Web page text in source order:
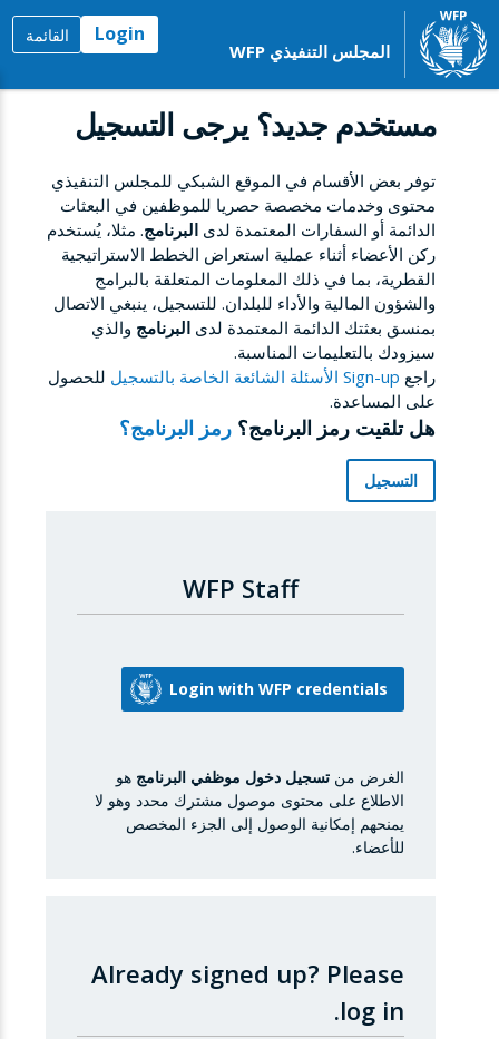
المجلس التنفيذي WFP
Login القائمة
مستخدم جديد؟ يرجى التسجيل
توفر بعض الأقسام في الموقع الشبكي للمجلس التنفيذي
محتوى وخدمات مخصصة حصريا للموظفين في البعثات
الدائمة أو السفارات المعتمدة لدى البرنامج. مثلا، يُستخدم
ركن الأعضاء أثناء عملية استعراض الخطط الاستراتيجية
القطرية، بما في ذلك المعلومات المتعلقة بالبرامج
والشؤون المالية والأداء للبلدان. للتسجيل، ينبغي الاتصال
بمنسق بعثتك الدائمة المعتمدة لدى البرنامج والذي
سيزودك بالتعليمات المناسبة.
راجع Sign-up الأسئلة الشائعة الخاصة بالتسجيل
للحصول
على المساعدة.
هل تلقيت رمز البرنامج؟ رمز البرنامج؟
التسجيل
WFP Staff
الغرض من تسجيل دخول موظفي البرنامج هو
الاطلاع على محتوى موصول مشترك محدد وهو لا
يمنحهم إمكانية الوصول إلى الجزء المخصص
للأعضاء.
Already signed up? Please
log in.